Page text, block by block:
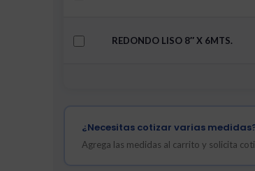
REDONDO LISO 8″ X 6MTS.
¿Necesitas cotizar varias
Agrega las medidas al carrito y solicita